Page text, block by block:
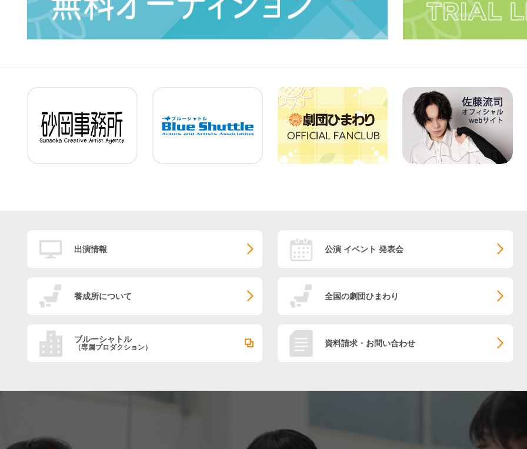
出演情報 公演 イベント 発表会
養成所について 全国の劇団ひまわり
ブルーシャトル
（専属プロダクション） 資料請求・お問い合わせ